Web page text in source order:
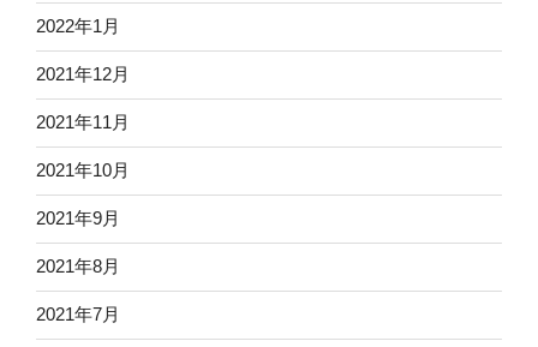
2022年1月
2021年12月
2021年11月
2021年10月
2021年9月
2021年8月
2021年7月